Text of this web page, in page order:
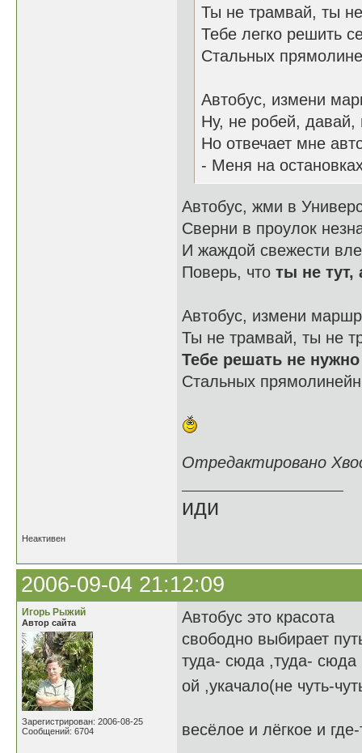
Ты не трамвай, ты
Тебе легко решить
Стальных
Автобус, измени
Ну, не робей, давай,
Но отвечает мне
- Меня на
Автобус, жми в
Сверни в проулок
И жаждой свежести
Поверь, что ты не тут,
Автобус, измени
Ты не трамвай, ты не
Тебе решать не
Стальных
Отредактировано
иди
Неактивен
2006-09-04 21:12:09
Игорь Рыжий
Автор сайта
Зарегистрирован: 2006-08-25
Сообщений: 6704
Автобус это красота
свободно выбирает
туда- сюда ,туда- сюда
ой ,укачало(не чуть-
весёлое и лёгкое и